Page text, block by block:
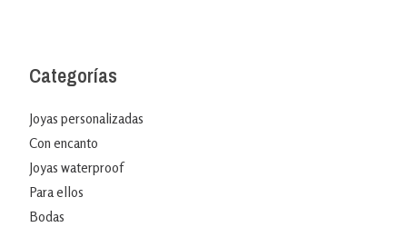
Categorías
Joyas personalizadas
Con encanto
Joyas waterproof
Para ellos
Bodas